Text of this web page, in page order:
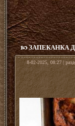
ЗАПЕКАНКА
8-02-2025, 08:27 |